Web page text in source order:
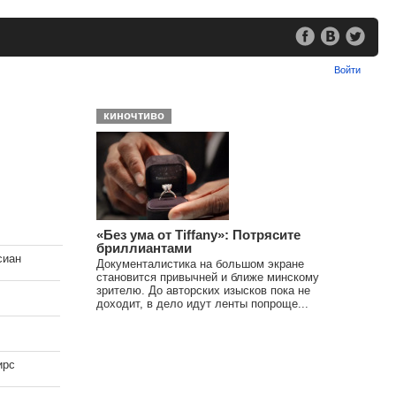
Войти
киночтиво
«Без ума от Tiffany»: Потрясите
бриллиантами
Документалистика на большом экране
становится привычней и ближе минскому
зрителю. До авторских изысков пока не
доходит, в дело идут ленты попроще...